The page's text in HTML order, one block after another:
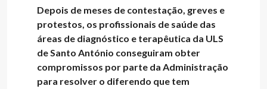
Depois de meses de contestação, greves e
protestos, os profissionais de saúde das
áreas de diagnóstico e terapêutica da ULS
de Santo António conseguiram obter
compromissos por parte da Administração
para resolver o diferendo que tem